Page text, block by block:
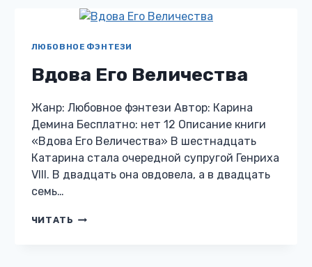
НА
ВОЛКОДЛАКА
ЛЮБОВНОЕ ФЭНТЕЗИ
Вдова Его Величества
Жанр: Любовное фэнтези Автор: Карина
Демина Бесплатно: нет 12 Описание книги
«Вдова Его Величества» В шестнадцать
Катарина стала очередной супругой Генриха
VIII. В двадцать она овдовела, а в двадцать
семь…
ЧИТАТЬ ВДОВА